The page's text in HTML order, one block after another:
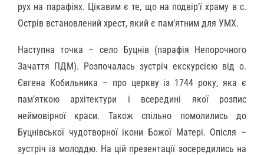
рух на парафіях. Цікавим є те, що на подвірʼї храму в с.
Острів встановлений хрест, який є пам’ятним для УМХ.
Наступна точка – село Буцнів (парафія Непорочного
Зачаття ПДМ). Розпочалась зустріч екскурсією від о.
Євгена Кобильника – про церкву із 1744 року, яка є
памʼяткою архітектури і всередині якої розпис
неймовірної краси. Також спільно помолились до
Буцнівської чудотворної ікони Божої Матері. Опісля –
зустріч із молоддю. На цій презентації зосередились на